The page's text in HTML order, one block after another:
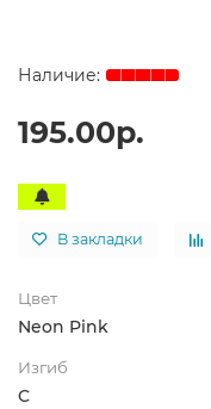
195.00р.
В закладки
Цвет
Neon Pink
Изгиб
C